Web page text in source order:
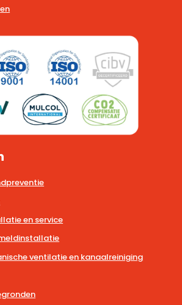
en service
ventilatie en kanaalreiniging